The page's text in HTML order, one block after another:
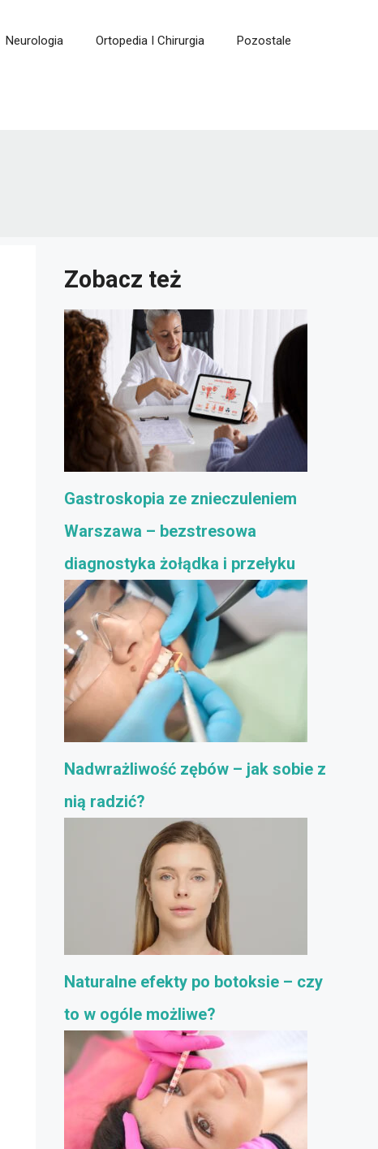
Neurologia Ortopedia I Chirurgia Pozostale
Zobacz też
Gastroskopia ze znieczuleniem
Warszawa – bezstresowa
diagnostyka żołądka i przełyku
Nadwrażliwość zębów – jak sobie z
nią radzić?
Naturalne efekty po botoksie – czy
to w ogóle możliwe?